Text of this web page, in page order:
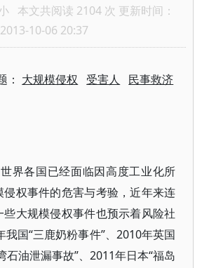
本文共阅读 2104 次 更新时间：
2013-10-06 20:37
： 大规模侵权 受害人 民事救济
界各国已经面临因高度工业化所
侵权事件的危害与考验，近年来连
大规模侵权事件也预示着风险社
国“三鹿奶粉事件”、2010年英国
石油泄漏事故”、2011年日本“福岛